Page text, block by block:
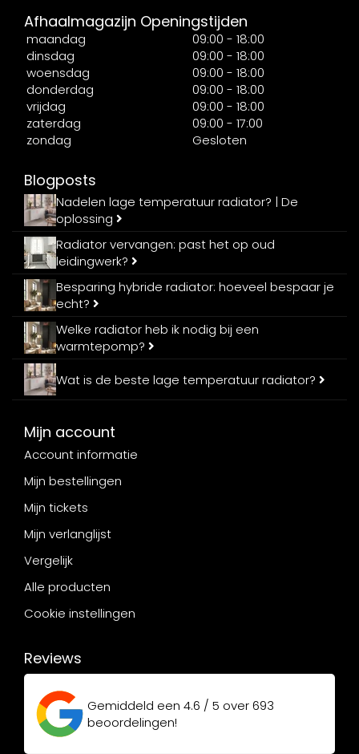
Afhaalmagazijn Openingstijden
maandag
09:00 - 18:00
dinsdag
09:00 - 18:00
woensdag
09:00 - 18:00
donderdag
09:00 - 18:00
vrijdag
09:00 - 18:00
zaterdag
09:00 - 17:00
zondag
Gesloten
Blogposts
Nadelen lage temperatuur radiator? | De
oplossing
Radiator vervangen: past het op oud
leidingwerk?
Besparing hybride radiator: hoeveel bespaar je
echt?
Welke radiator heb ik nodig bij een
warmtepomp?
Wat is de beste lage temperatuur radiator?
Mijn account
Account informatie
Mijn bestellingen
Mijn tickets
Mijn verlanglijst
Vergelijk
Alle producten
Cookie instellingen
Reviews
Gemiddeld een 4.6 / 5 over693
beoordelingen!